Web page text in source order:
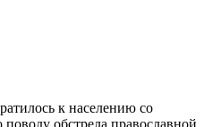
к населению со